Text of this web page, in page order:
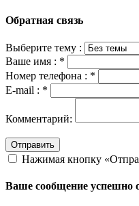
Обратная связь
Выберите тему :
Ваше имя : *
Номер телефона : *
E-mail : *
Комментарий:
Отправить
Нажимая кнопку
Ваше сообщение успешно